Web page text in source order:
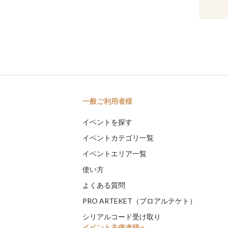
一般ご利用者様
イベントを探す
イベントカテゴリ一覧
イベントエリア一覧
使い方
よくある質問
PRO ARTEKET（プロアルテケト）
シリアルコード受け取り